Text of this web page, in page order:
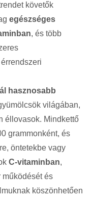
követők
egészséges
, és több
hasznosabb
világában,
éllovasok. Mindkettő
grammonként, és
öntetekbe vagy
C-vitaminban,
működését és
köszönhetően